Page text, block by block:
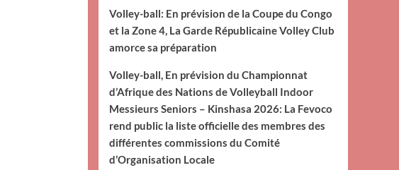
Volley-ball: En prévision de la Coupe du Congo
et la Zone 4, La Garde Républicaine Volley Club
amorce sa préparation
Volley-ball, En prévision du Championnat
d’Afrique des Nations de Volleyball Indoor
Messieurs Seniors – Kinshasa 2026: La Fevoco
rend public la liste officielle des membres des
différentes commissions du Comité
d’Organisation Locale